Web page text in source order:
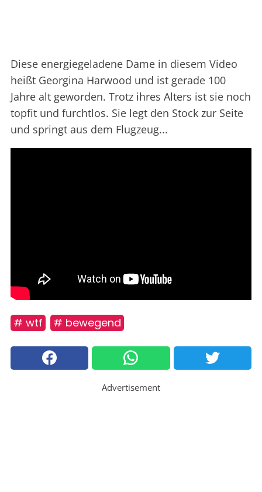
Diese energiegeladene Dame in diesem Video
heißt Georgina Harwood und ist gerade 100
Jahre alt geworden. Trotz ihres Alters ist sie noch
topfit und furchtlos. Sie legt den Stock zur Seite
und springt aus dem Flugzeug...
# wtf # bewegend
Advertisement